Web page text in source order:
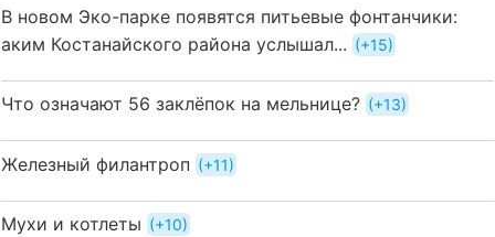
В новом Эко-парке появятся питьевые фонтанчики:
аким Костанайского района услышал...
+15
Что означают 56 заклёпок на мельнице? +13
Железный филантроп +11
Мухи и котлеты +10